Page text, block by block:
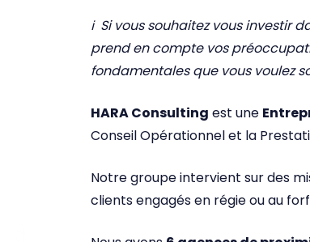
ℹ Si vous souhaitez vous investir
prend en compte vos
fondamentales que vous voulez
HARA Consulting est une
Conseil Opérationnel et la
Notre groupe intervient sur des
clients engagés en régie ou au